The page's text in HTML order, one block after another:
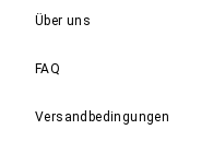
Über uns
FAQ
Versandbedingungen